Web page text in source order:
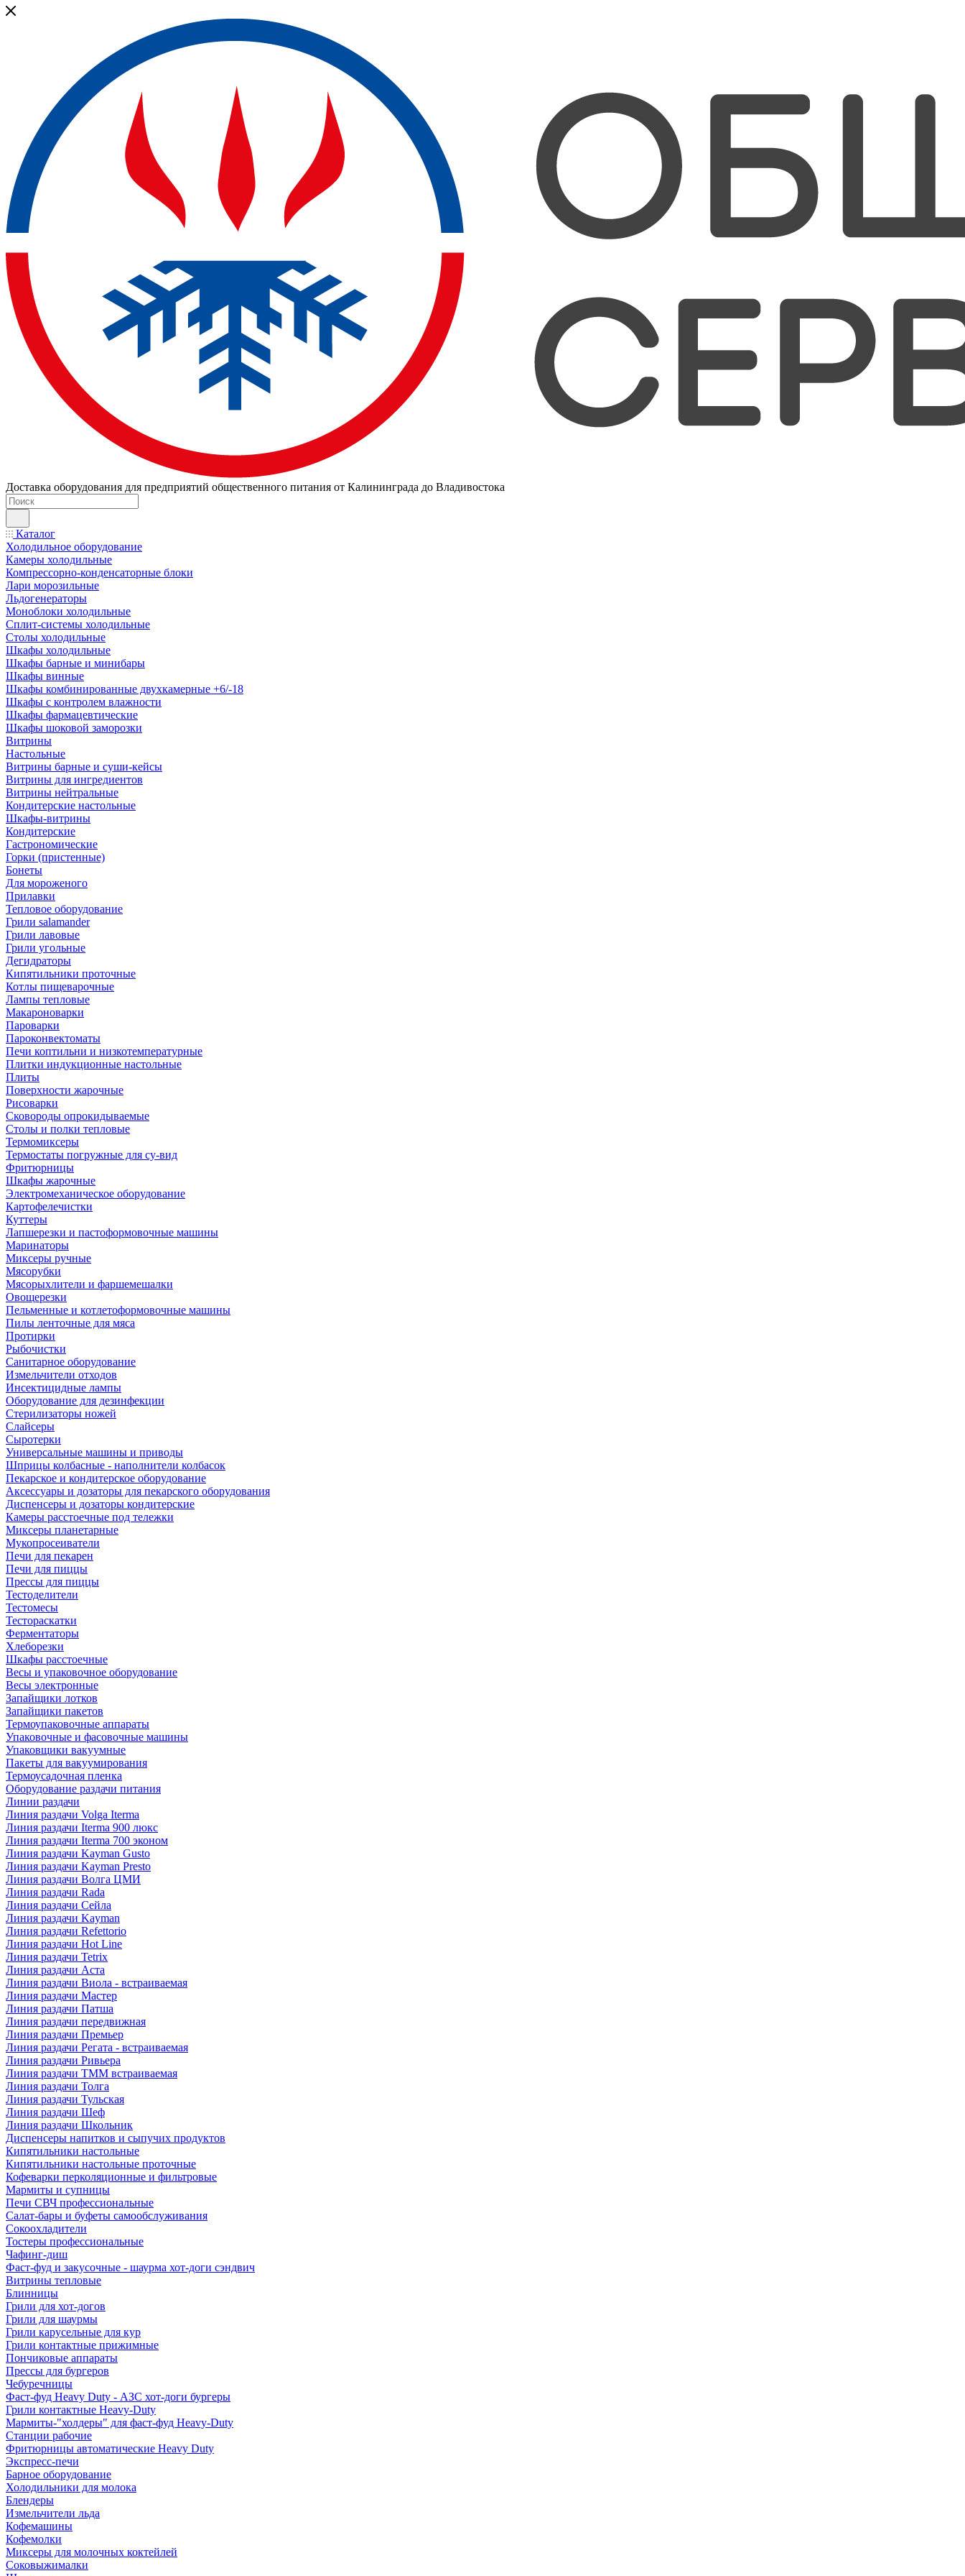
Доставка оборудования для предприятий общественного питания от Калининграда до Владивостока
Каталог
Холодильное оборудование
Камеры холодильные
Компрессорно-конденсаторные блоки
Лари морозильные
Льдогенераторы
Моноблоки холодильные
Сплит-системы холодильные
Столы холодильные
Шкафы холодильные
Шкафы барные и минибары
Шкафы винные
Шкафы комбинированные двухкамерные +6/-18
Шкафы с контролем влажности
Шкафы фармацевтические
Шкафы шоковой заморозки
Витрины
Настольные
Витрины барные и суши-кейсы
Витрины для ингредиентов
Витрины нейтральные
Кондитерские настольные
Шкафы-витрины
Кондитерские
Гастрономические
Горки (пристенные)
Бонеты
Для мороженого
Прилавки
Тепловое оборудование
Грили salamander
Грили лавовые
Грили угольные
Дегидраторы
Кипятильники проточные
Котлы пищеварочные
Лампы тепловые
Макароноварки
Пароварки
Пароконвектоматы
Печи коптильни и низкотемпературные
Плитки индукционные настольные
Плиты
Поверхности жарочные
Рисоварки
Сковороды опрокидываемые
Столы и полки тепловые
Термомиксеры
Термостаты погружные для су-вид
Фритюрницы
Шкафы жарочные
Электромеханическое оборудование
Картофелечистки
Куттеры
Лапшерезки и пастоформовочные машины
Маринаторы
Миксеры ручные
Мясорубки
Мясорыхлители и фаршемешалки
Овощерезки
Пельменные и котлетоформовочные машины
Пилы ленточные для мяса
Протирки
Рыбочистки
Санитарное оборудование
Измельчители отходов
Инсектицидные лампы
Оборудование для дезинфекции
Стерилизаторы ножей
Слайсеры
Сыротерки
Универсальные машины и приводы
Шприцы колбасные - наполнители колбасок
Пекарское и кондитерское оборудование
Аксессуары и дозаторы для пекарского оборудования
Диспенсеры и дозаторы кондитерские
Камеры расстоечные под тележки
Миксеры планетарные
Мукопросеиватели
Печи для пекарен
Печи для пиццы
Прессы для пиццы
Тестоделители
Тестомесы
Тестораскатки
Ферментаторы
Хлеборезки
Шкафы расстоечные
Весы и упаковочное оборудование
Весы электронные
Запайщики лотков
Запайщики пакетов
Термоупаковочные аппараты
Упаковочные и фасовочные машины
Упаковщики вакуумные
Пакеты для вакуумирования
Термоусадочная пленка
Оборудование раздачи питания
Линии раздачи
Линия раздачи Volga Iterma
Линия раздачи Iterma 900 люкс
Линия раздачи Iterma 700 эконом
Линия раздачи Kayman Gusto
Линия раздачи Kayman Presto
Линия раздачи Волга ЦМИ
Линия раздачи Rada
Линия раздачи Сейла
Линия раздачи Kayman
Линия раздачи Refettorio
Линия раздачи Hot Line
Линия раздачи Tetrix
Линия раздачи Аста
Линия раздачи Виола - встраиваемая
Линия раздачи Мастер
Линия раздачи Патша
Линия раздачи передвижная
Линия раздачи Премьер
Линия раздачи Регата - встраиваемая
Линия раздачи Ривьера
Линия раздачи ТММ встраиваемая
Линия раздачи Толга
Линия раздачи Тульская
Линия раздачи Шеф
Линия раздачи Школьник
Диспенсеры напитков и сыпучих продуктов
Кипятильники настольные
Кипятильники настольные проточные
Кофеварки перколяционные и фильтровые
Мармиты и супницы
Печи СВЧ профессиональные
Салат-бары и буфеты самообслуживания
Сокоохладители
Тостеры профессиональные
Чафинг-диш
Фаст-фуд и закусочные - шаурма хот-доги сэндвич
Витрины тепловые
Блинницы
Грили для хот-догов
Грили для шаурмы
Грили карусельные для кур
Грили контактные прижимные
Пончиковые аппараты
Прессы для бургеров
Чебуречницы
Фаст-фуд Heavy Duty - АЗС хот-доги бургеры
Грили контактные Heavy-Duty
Мармиты-"холдеры" для фаст-фуд Heavy-Duty
Станции рабочие
Фритюрницы автоматические Heavy Duty
Экспресс-печи
Барное оборудование
Холодильники для молока
Блендеры
Измельчители льда
Кофемашины
Кофемолки
Миксеры для молочных коктейлей
Соковыжималки